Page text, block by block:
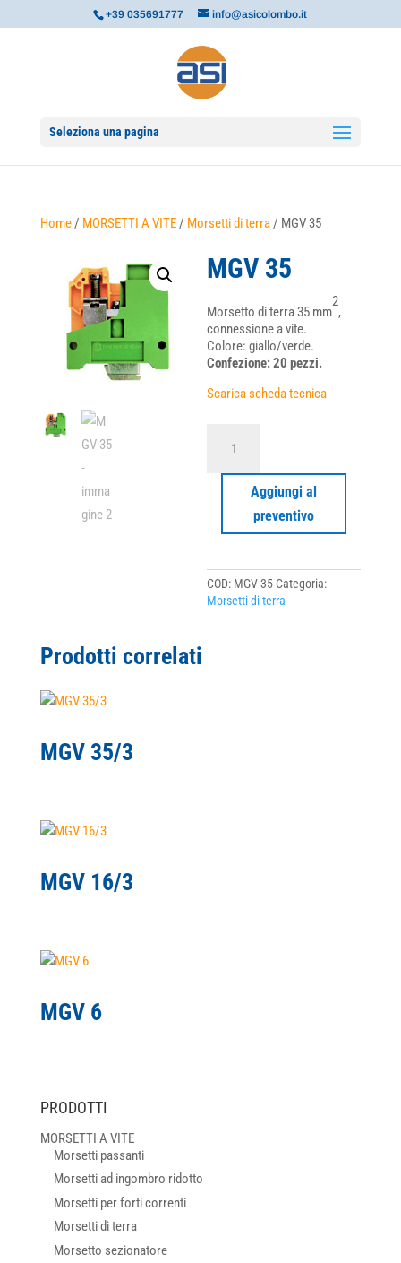
+39 035691777 info@asicolombo.it
Seleziona una pagina
Home/ MORSETTI A VITE/ Morsetti di terra/ MGV 35
MGV 35
Morsetto di terra 35 mm
2
,
connessione a vite.
Colore: giallo/verde.
Confezione: 20 pezzi.
Scarica scheda tecnica
Aggiungi al
preventivo
COD: MGV 35 Categoria:
Morsetti di terra
Prodotti correlati
MGV 35/3
MGV 16/3
MGV 6
PRODOTTI
MORSETTI A VITE
Morsetti passanti
Morsetti ad ingombro ridotto
Morsetti per forti correnti
Morsetti di terra
Morsetto sezionatore